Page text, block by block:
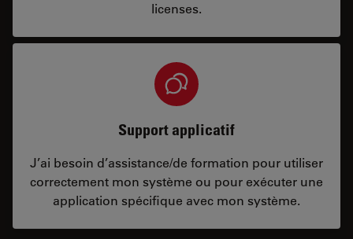
licenses.
Support applicatif
J’ai besoin d’assistance/de formation pour utiliser
correctement mon système ou pour exécuter une
application spécifique avec mon système.